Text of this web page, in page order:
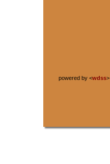
powered by <wdss>